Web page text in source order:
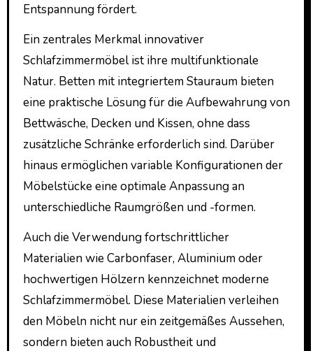
Entspannung fördert.
Ein zentrales Merkmal innovativer
Schlafzimmermöbel ist ihre multifunktionale
Natur. Betten mit integriertem Stauraum bieten
eine praktische Lösung für die Aufbewahrung von
Bettwäsche, Decken und Kissen, ohne dass
zusätzliche Schränke erforderlich sind. Darüber
hinaus ermöglichen variable Konfigurationen der
Möbelstücke eine optimale Anpassung an
unterschiedliche Raumgrößen und -formen.
Auch die Verwendung fortschrittlicher
Materialien wie Carbonfaser, Aluminium oder
hochwertigen Hölzern kennzeichnet moderne
Schlafzimmermöbel. Diese Materialien verleihen
den Möbeln nicht nur ein zeitgemäßes Aussehen,
sondern bieten auch Robustheit und